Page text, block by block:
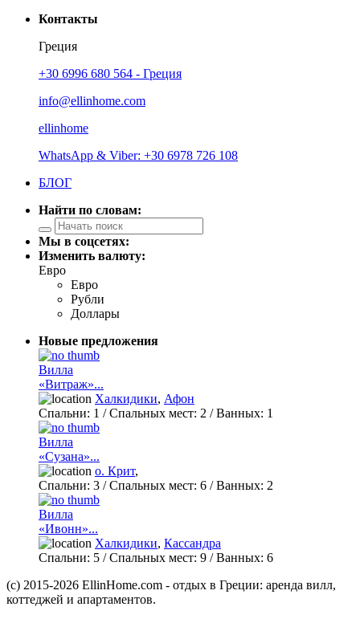
Контакты
Греция
+30 6996 680 564 - Греция
info@ellinhome.com
ellinhome
WhatsApp & Viber: +30 6978 726 108
БЛОГ
Найти по словам:
Мы в соцсетях:
Изменить валюту:
Евро
Евро
Рубли
Доллары
Новые предложения
Вилла
«Витраж»...
Халкидики, Афон
Спальни: 1 / Спальных мест: 2 /Ванных: 1
Вилла
«Сузана»...
о. Крит,
Спальни: 3 / Спальных мест: 6 /Ванных: 2
Вилла
«Ивонн»...
Халкидики, Кассандра
Спальни: 5 / Спальных мест: 9 /Ванных: 6
(c) 2015-2026 EllinHome.com - отдых в Греции: аренда вилл,
коттеджей и апартаментов.